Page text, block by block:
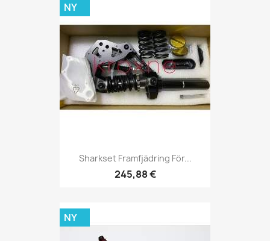
Sharkset Framfjädring För...
245,88 €
NY
NY